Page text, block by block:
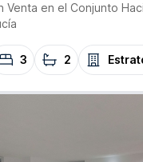
Venta en el Conjunto
3 2